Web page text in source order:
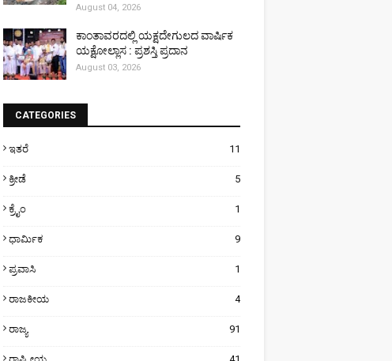
August 04, 2026
ಕಾಂತಾವರದಲ್ಲಿ ಯಕ್ಷದೇಗುಲದ ವಾರ್ಷಿಕ
ಯಕ್ಷೋಲ್ಲಾಸ : ಪ್ರಶಸ್ತಿ ಪ್ರದಾನ
August 03, 2026
CATEGORIES
ಇತರೆ 11
ಕ್ರೀಡೆ 5
ಕ್ರೈಂ 1
ಧಾರ್ಮಿಕ 9
ಪ್ರವಾಸಿ 1
ರಾಜಕೀಯ 4
ರಾಜ್ಯ 91